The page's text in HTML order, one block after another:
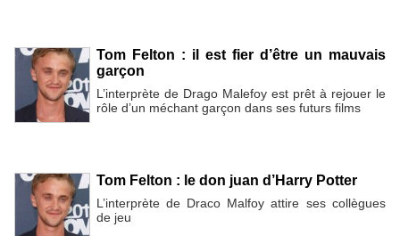
Tom Felton : il est fier d’être un mauvais
garçon
L’interprète de Drago Malefoy est prêt à rejouer le
rôle d’un méchant garçon dans ses futurs films
Tom Felton : le don juan d’Harry Potter
L’interprète de Draco Malfoy attire ses collègues
de jeu